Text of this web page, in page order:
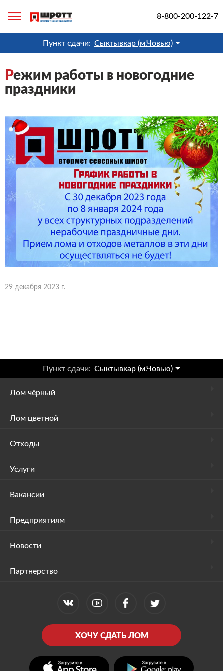
8-800-200-122-7
Пункт сдачи: Сыктывкар (м.Човью)
Режим работы в новогодние
праздники
29 декабря 2023 г.
Лом чёрный
Лом цветной
Отходы
Услуги
Вакансии
Предприятиям
Новости
Партнерство
ХОЧУ СДАТЬ ЛОМ
Пункт сдачи: Сыктывкар (м.Човью)